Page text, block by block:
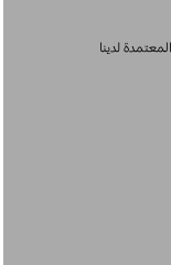
لدينا